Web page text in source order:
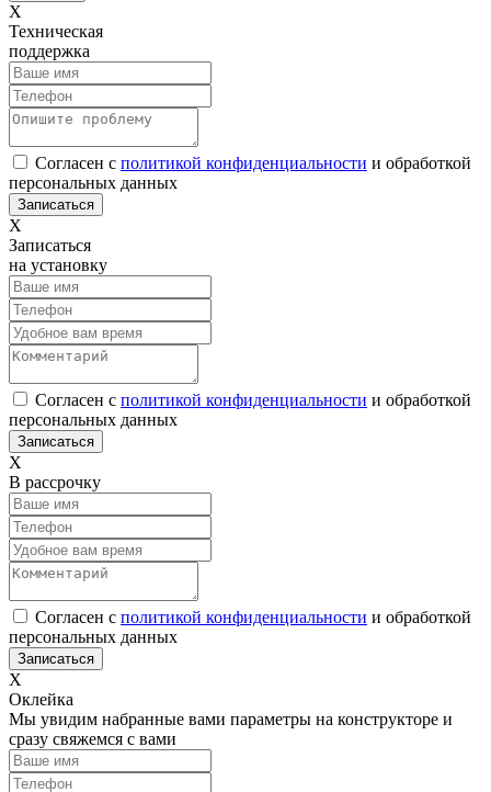
Х
Техническая
поддержка
Согласен с политикой конфиденциальности и обработкой
персональных данных
Х
Записаться
на установку
Согласен с политикой конфиденциальности и обработкой
персональных данных
Х
В рассрочку
Согласен с политикой конфиденциальности и обработкой
персональных данных
Х
Оклейка
Мы увидим набранные вами параметры на конструкторе и
сразу свяжемся с вами